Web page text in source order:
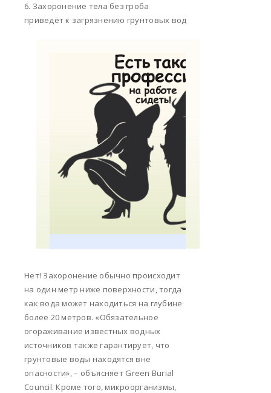
6. Захоронение тела без гроба
приведёт к загрязнению грунтовых вод
Нет! Захоронение обычно происходит
на один метр ниже поверхности, тогда
как вода может находиться на глубине
более 20 метров. «Обязательное
огораживание известных водных
источников также гарантирует, что
грунтовые воды находятся вне
опасности», – объясняет Green Burial
Council. Кроме того, микроорганизмы,